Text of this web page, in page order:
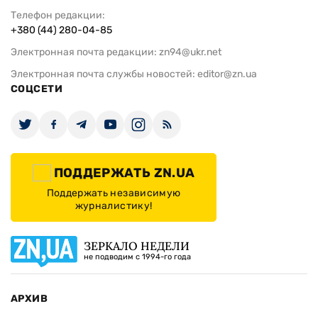
Телефон редакции:
+380 (44) 280-04-85
Электронная почта редакции: zn94@ukr.net
Электронная почта службы новостей: editor@zn.ua
СОЦСЕТИ
ПОДДЕРЖАТЬ ZN.UA
Поддержать независимую
журналистику!
ЗЕРКАЛО НЕДЕЛИ
не подводим с 1994-го года
АРХИВ